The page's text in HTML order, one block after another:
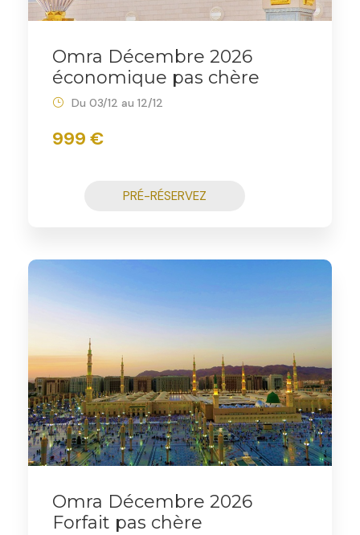
Omra Décembre 2026
économique pas chère
999 €
Du 03/12 au 12/12
PRÉ-RÉSERVEZ
Omra Décembre 2026
Forfait pas chère